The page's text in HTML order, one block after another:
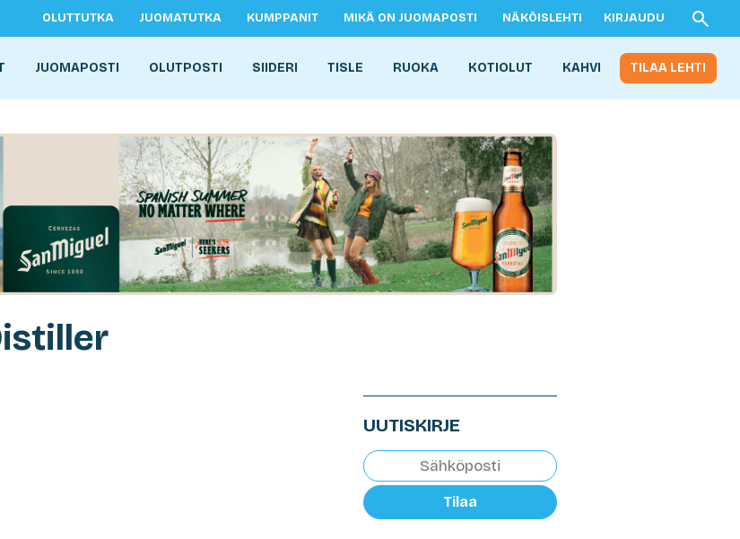
OLUTTUTKA JUOMATUTKA KUMPPANIT MIKÄ ON JUOMAPOSTI NÄKÖISLEHTI KIRJAUDU
JUOMAPOSTI OLUTPOSTI SIIDERI TISLE RUOKA KOTIOLUT KAHVI TILAA LEHTI
UUTISKIRJE
Tilaa